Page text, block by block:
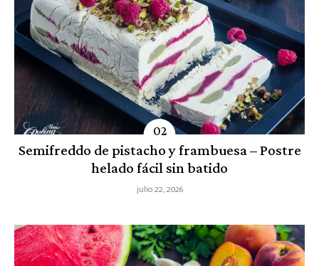
Semifreddo de pistacho y frambuesa – Postre
helado fácil sin batido
julio 22, 2026